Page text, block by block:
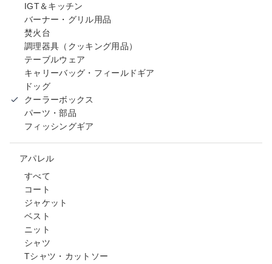
IGT＆キッチン
バーナー・グリル用品
焚火台
調理器具（クッキング用品）
テーブルウェア
キャリーバッグ・フィールドギア
ドッグ
クーラーボックス
パーツ・部品
フィッシングギア
アパレル
すべて
コート
ジャケット
ベスト
ニット
シャツ
Tシャツ・カットソー